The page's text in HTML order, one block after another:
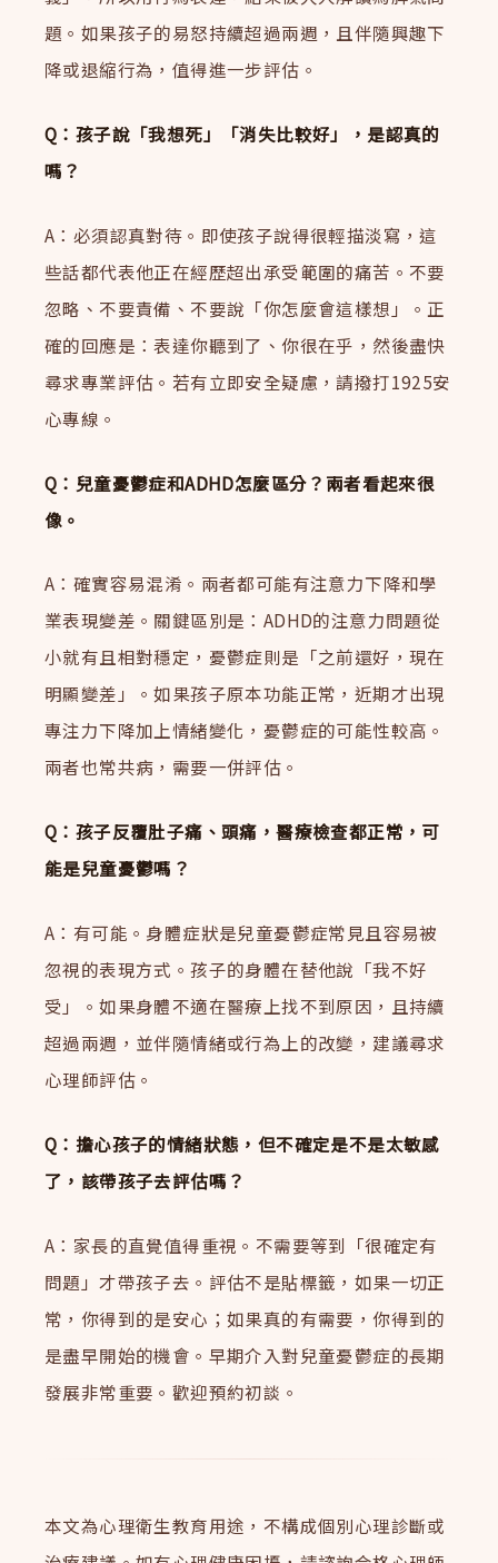
題。如果孩子的易怒持續超過兩週，且伴隨興趣下
降或退縮行為，值得進一步評估。
Q：孩子說「我想死」「消失比較好」，是認真的
嗎？
A：必須認真對待。即使孩子說得很輕描淡寫，這
些話都代表他正在經歷超出承受範圍的痛苦。不要
忽略、不要責備、不要說「你怎麼會這樣想」。正
確的回應是：表達你聽到了、你很在乎，然後盡快
尋求專業評估。若有立即安全疑慮，請撥打1925安
心專線。
Q：兒童憂鬱症和ADHD怎麼區分？兩者看起來很
像。
A：確實容易混淆。兩者都可能有注意力下降和學
業表現變差。關鍵區別是：ADHD的注意力問題從
小就有且相對穩定，憂鬱症則是「之前還好，現在
明顯變差」。如果孩子原本功能正常，近期才出現
專注力下降加上情緒變化，憂鬱症的可能性較高。
兩者也常共病，需要一併評估。
Q：孩子反覆肚子痛、頭痛，醫療檢查都正常，可
能是兒童憂鬱嗎？
A：有可能。身體症狀是兒童憂鬱症常見且容易被
忽視的表現方式。孩子的身體在替他說「我不好
受」。如果身體不適在醫療上找不到原因，且持續
超過兩週，並伴隨情緒或行為上的改變，建議尋求
心理師評估。
Q：擔心孩子的情緒狀態，但不確定是不是太敏感
了，該帶孩子去評估嗎？
A：家長的直覺值得重視。不需要等到「很確定有
問題」才帶孩子去。評估不是貼標籤，如果一切正
常，你得到的是安心；如果真的有需要，你得到的
是盡早開始的機會。早期介入對兒童憂鬱症的長期
發展非常重要。歡迎預約初談。
本文為心理衛生教育用途，不構成個別心理診斷或